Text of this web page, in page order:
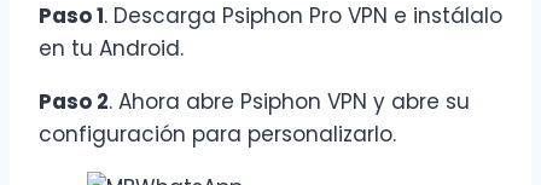
Paso 1. Descarga Psiphon Pro VPN e instálalo
en tu Android.
Paso 2. Ahora abre Psiphon VPN y abre su
configuración para personalizarlo.